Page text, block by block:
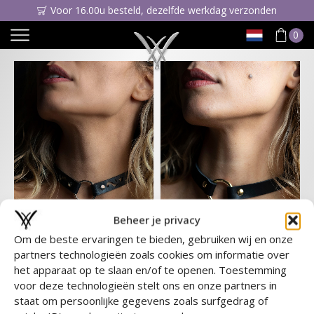
Beheer je privacy
Om de beste ervaringen te bieden, gebruiken wij en onze
partners technologieën zoals cookies om informatie over
het apparaat op te slaan en/of te openen. Toestemming
voor deze technologieën stelt ons en onze partners in
staat om persoonlijke gegevens zoals surfgedrag of
Voor 16.00u besteld, dezelfde werkdag verzonden
0
Gratis choker
lasercut
€0,00
Gratis choker zwart
€0,00